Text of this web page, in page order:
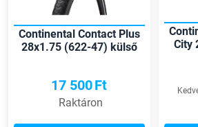
Continental Contact Plus
28x1.75 (622-47) külső
17 500Ft
Raktáron
City